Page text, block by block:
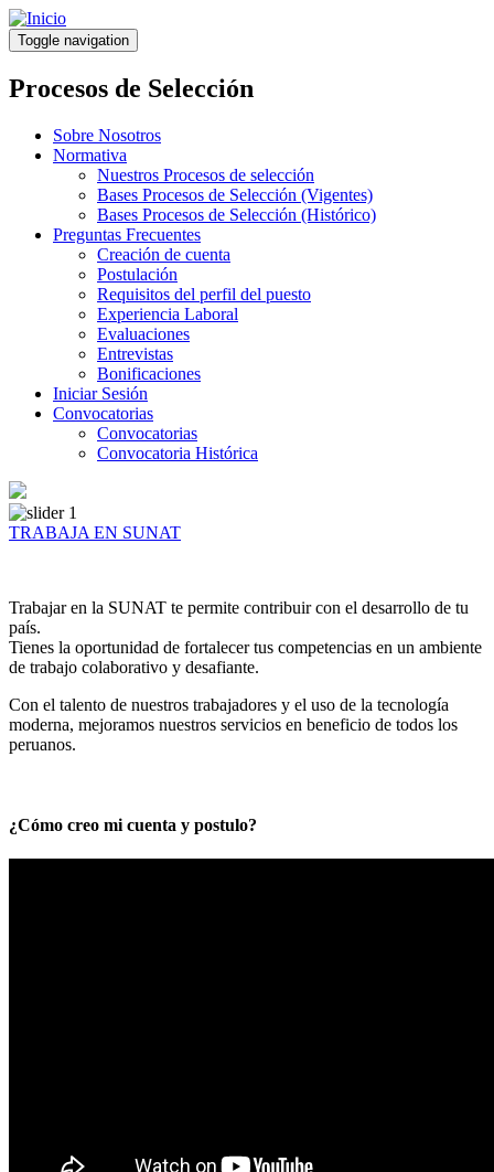
Pasar
al
contenido
principal
Toggle navigation
Procesos de Selección
Sobre Nosotros
Normativa
Nuestros Procesos de selección
Bases Procesos de Selección (Vigentes)
Bases Procesos de Selección (Histórico)
Preguntas Frecuentes
Creación de cuenta
Postulación
Requisitos del perfil del puesto
Experiencia Laboral
Evaluaciones
Entrevistas
Bonificaciones
Iniciar Sesión
Convocatorias
Convocatorias
Convocatoria Histórica
TRABAJA EN SUNAT
Trabajar en la SUNAT te permite contribuir con el desarrollo de tu
país.
Tienes la oportunidad de fortalecer tus competencias en un ambiente
de trabajo colaborativo y desafiante.
Con el talento de nuestros trabajadores y el uso de la tecnología
moderna, mejoramos nuestros servicios en beneficio de todos los
peruanos.
¿Cómo creo mi cuenta y postulo?